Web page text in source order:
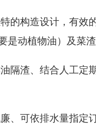
的构造设计，有效
是动植物油）及菜渣
隔渣、结合人工定
、可依排水量指定